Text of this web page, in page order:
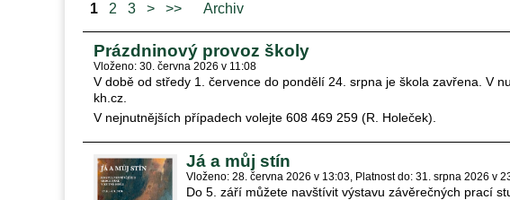
1 2 3 > >> Archiv
Prázdninový provoz školy
Vloženo: 30. června 2026 v 11:08
V době od středy 1. července do pondělí 24. srpna je škola zavřena. V
kh.cz.
V nejnutnějších případech volejte 608 469 259 (R. Holeček).
Já a můj stín
Vloženo: 28. června 2026 v 13:03 Platnost do: 31. srpna 2026 v
Do 5. září můžete navštívit výstavu závěrečných prací